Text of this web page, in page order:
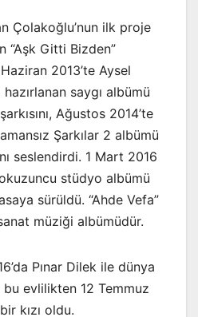
Çolakoğlu’nun ilk proje
“Aşk Gitti Bizden”
2013’te Aysel
hazırlanan saygı albümü
Ağustos 2014’te
Şarkılar 2 albümü
seslendirdi. 1 Mart 2016
stüdyo albümü
sürüldü. “Ahde Vefa”
müziği albümüdür.
Pınar Dilek ile dünya
bu evlilikten 12 Temmuz
kızı oldu.